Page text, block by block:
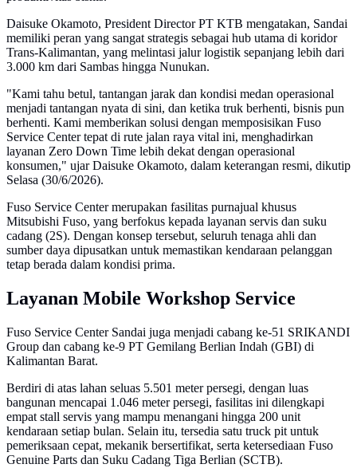
Daisuke Okamoto, President Director PT KTB mengatakan, Sandai
memiliki peran yang sangat strategis sebagai hub utama di koridor
Trans-Kalimantan, yang melintasi jalur logistik sepanjang lebih dari
3.000 km dari Sambas hingga Nunukan.
"Kami tahu betul, tantangan jarak dan kondisi medan operasional
menjadi tantangan nyata di sini, dan ketika truk berhenti, bisnis pun
berhenti. Kami memberikan solusi dengan memposisikan Fuso
Service Center tepat di rute jalan raya vital ini, menghadirkan
layanan Zero Down Time lebih dekat dengan operasional
konsumen," ujar Daisuke Okamoto, dalam keterangan resmi, dikutip
Selasa (30/6/2026).
Fuso Service Center merupakan fasilitas purnajual khusus
Mitsubishi Fuso, yang berfokus kepada layanan servis dan suku
cadang (2S). Dengan konsep tersebut, seluruh tenaga ahli dan
sumber daya dipusatkan untuk memastikan kendaraan pelanggan
tetap berada dalam kondisi prima.
Layanan Mobile Workshop Service
Fuso Service Center Sandai juga menjadi cabang ke-51 SRIKANDI
Group dan cabang ke-9 PT Gemilang Berlian Indah (GBI) di
Kalimantan Barat.
Berdiri di atas lahan seluas 5.501 meter persegi, dengan luas
bangunan mencapai 1.046 meter persegi, fasilitas ini dilengkapi
empat stall servis yang mampu menangani hingga 200 unit
kendaraan setiap bulan. Selain itu, tersedia satu truck pit untuk
pemeriksaan cepat, mekanik bersertifikat, serta ketersediaan Fuso
Genuine Parts dan Suku Cadang Tiga Berlian (SCTB).